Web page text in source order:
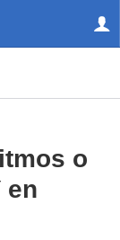
o
en